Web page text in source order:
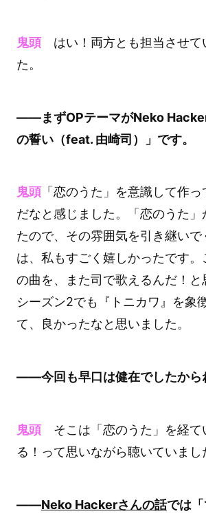
鬼頭はい！両方とも担当させて
た。
――まずOPテーマがNeko
の誓い（feat. 由崎司）」です。
鬼頭「恋のうた」を意識して作っ
だなと感じました。「恋のうた」
たので、その雰囲気を引き継いで
は、私もすごく嬉しかったです
の曲を、また司で歌えるんだ！と
シーズン2でも『トニカワ』を象
て、良かったなと思いました。
――今回も早口は健在でしたから
鬼頭そこは「恋のうた」を経て
る！って思いながら聴いていまし
――Neko Hackerさんの話では「